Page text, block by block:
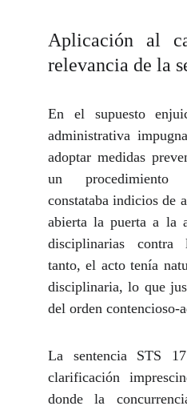
Aplicación al
relevancia de la
En el supuesto
administrativa
adoptar medidas
un procedimiento
constataba indicios de
abierta la puerta a la
disciplinarias
tanto, el acto tenía
disciplinaria, lo que
del orden contencioso-
La sentencia STS
clarificación
donde la